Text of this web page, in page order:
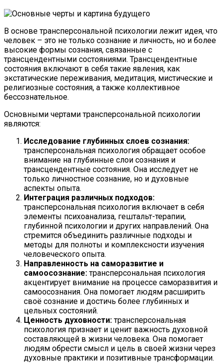
В основе трансперсональной психологии лежит идея, что
человек – это не только сознание и личность, но и более
высокие формы сознания, связанные с
трансцендентными состояниями. Трансцендентные
состояния включают в себя такие явления, как
экстатические переживания, медитация, мистические и
религиозные состояния, а также коллективное
бессознательное.
Основными чертами трансперсональной психологии
являются:
Исследование глубинных слоев сознания:
трансперсональная психология обращает особое
внимание на глубинные слои сознания и
трансцендентные состояния. Она исследует не
только личностное сознание, но и духовные
аспекты опыта.
Интеграция различных подходов:
трансперсональная психология включает в себя
элементы психоанализа, гештальт-терапии,
глубинной психологии и других направлений. Она
стремится объединить различные подходы и
методы для полноты и комплексности изучения
человеческого опыта.
Направленность на саморазвитие и
самоосознание:трансперсональная психология
акцентирует внимание на процессе саморазвития и
самоосознания. Она помогает людям расширить
своё сознание и достичь более глубинных и
цельных состояний.
Ценность духовности:трансперсональная
психология признает и ценит важность духовной
составляющей в жизни человека. Она помогает
людям обрести смысл и цель в своей жизни через
духовные практики и позитивные трансформации.